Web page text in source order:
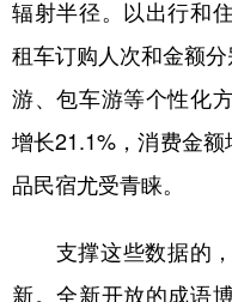
Русский язык
辐射半径。以出行和
租车订购人次和金额
游、包车游等个性化
增长21.1%，消费金
品民宿尤受青睐。
支撑这些数据的，
新。全新开放的成语